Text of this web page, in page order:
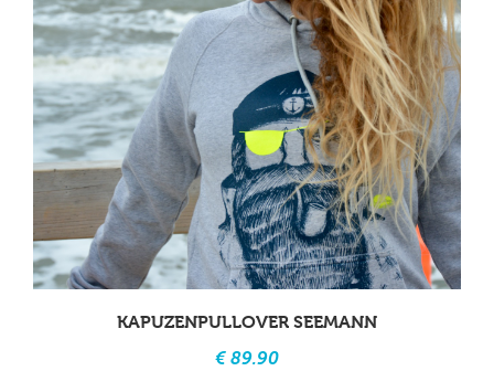
KAPUZENPULLOVER SEEMANN
€ 89.90